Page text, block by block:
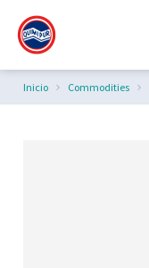
Estás aquí:
Inicio Commodities